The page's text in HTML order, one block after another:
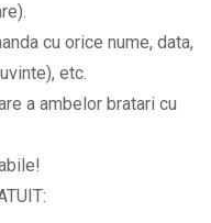
cu orice nume, data,
etc.
a ambelor bratari cu